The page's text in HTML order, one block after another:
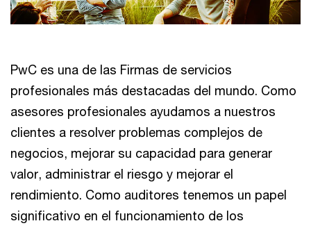
PwC es una de las Firmas de servicios
profesionales más destacadas del mundo. Como
asesores profesionales ayudamos a nuestros
clientes a resolver problemas complejos de
negocios, mejorar su capacidad para generar
valor, administrar el riesgo y mejorar el
rendimiento. Como auditores tenemos un papel
significativo en el funcionamiento de los